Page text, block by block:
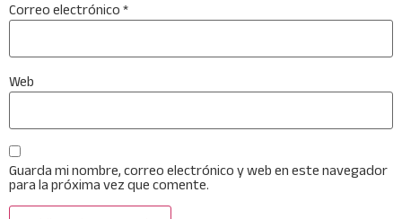
Correo electrónico *
Web
Guarda mi nombre, correo electrónico y web en este navegador
para la próxima vez que comente.